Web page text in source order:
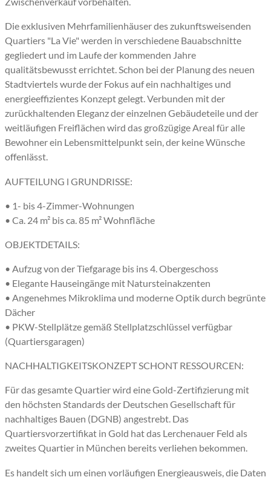
Die exklusiven Mehrfamilienhäuser des zukunftsweisenden
Quartiers "La Vie" werden in verschiedene Bauabschnitte
gegliedert und im Laufe der kommenden Jahre
qualitätsbewusst errichtet. Schon bei der Planung des neuen
Stadtviertels wurde der Fokus auf ein nachhaltiges und
energieeffizientes Konzept gelegt. Verbunden mit der
zurückhaltenden Eleganz der einzelnen Gebäudeteile und der
weitläufigen Freiflächen wird das großzügige Areal für alle
Bewohner ein Lebensmittelpunkt sein, der keine Wünsche
offenlässt.
AUFTEILUNG l GRUNDRISSE:
• 1- bis 4-Zimmer-Wohnungen
• Ca. 24 m² bis ca. 85 m² Wohnfläche
OBJEKTDETAILS:
• Aufzug von der Tiefgarage bis ins 4. Obergeschoss
• Elegante Hauseingänge mit Natursteinakzenten
• Angenehmes Mikroklima und moderne Optik durch begrünte
Dächer
• PKW-Stellplätze gemäß Stellplatzschlüssel verfügbar
(Quartiersgaragen)
NACHHALTIGKEITSKONZEPT SCHONT RESSOURCEN:
Für das gesamte Quartier wird eine Gold-Zertifizierung mit
den höchsten Standards der Deutschen Gesellschaft für
nachhaltiges Bauen (DGNB) angestrebt. Das
Quartiersvorzertifikat in Gold hat das Lerchenauer Feld als
zweites Quartier in München bereits verliehen bekommen.
Es handelt sich um einen vorläufigen Energieausweis, die Daten